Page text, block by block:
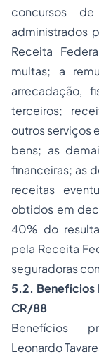
concursos
administrados
Receita
multas; a
arrecadação,
terceiros;
outros serviços
bens; as
financeiras; as
receitas
obtidos em
40% do
pela Receita
seguradoras
5.2. Benefícios
CR/88
Benefícios
Leonardo